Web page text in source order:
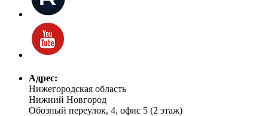
Адрес:
Нижегородская область
Нижний Новгород
Обозный переулок, 4, офис 5 (2 этаж)